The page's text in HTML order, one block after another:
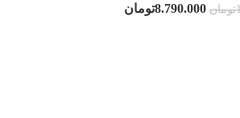
تومان 8.790.000تومان